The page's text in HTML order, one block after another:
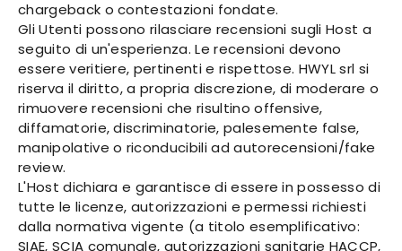
chargeback o contestazioni fondate.
Gli Utenti possono rilasciare recensioni sugli Host a
seguito di un'esperienza. Le recensioni devono
essere veritiere, pertinenti e rispettose. HWYL srl si
riserva il diritto, a propria discrezione, di moderare o
rimuovere recensioni che risultino offensive,
diffamatorie, discriminatorie, palesemente false,
manipolative o riconducibili ad autorecensioni/fake
review.
L'Host dichiara e garantisce di essere in possesso di
tutte le licenze, autorizzazioni e permessi richiesti
dalla normativa vigente (a titolo esemplificativo:
SIAE, SCIA comunale, autorizzazioni sanitarie HACCP,